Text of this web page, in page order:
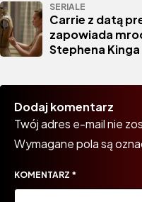
SERIALE
Carrie z datą
zapowiada
Stephena Kinga
Dodaj komentarz
Twój adres e-mail nie
Wymagane pola są
KOMENTARZ *